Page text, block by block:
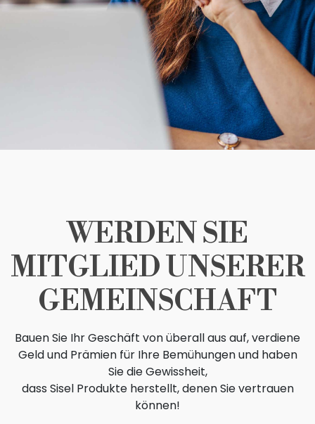
GELEGENHEIT
WERDEN SIE
MITGLIED UNSERER
GEMEINSCHAFT
Bauen Sie Ihr Geschäft von überall aus auf, verdiene
Geld und Prämien für Ihre Bemühungen und haben
Sie die Gewissheit,
dass Sisel Produkte herstellt, denen Sie vertrauen
können!